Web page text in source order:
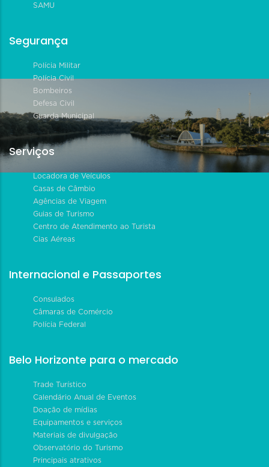
SAMU
Segurança
Polícia Militar
Polícia Civil
Bombeiros
Defesa Civil
Guarda Municipal
Serviços
Locadora de Veículos
Casas de Câmbio
Agências de Viagem
Guias de Turismo
Centro de Atendimento ao Turista
Cias Aéreas
Internacional e Passaportes
Consulados
Câmaras de Comércio
Polícia Federal
Belo Horizonte para o mercado
Trade Turístico
Calendário Anual de Eventos
Doação de mídias
Equipamentos e serviços
Materiais de divulgação
Observatório do Turismo
Principais atrativos